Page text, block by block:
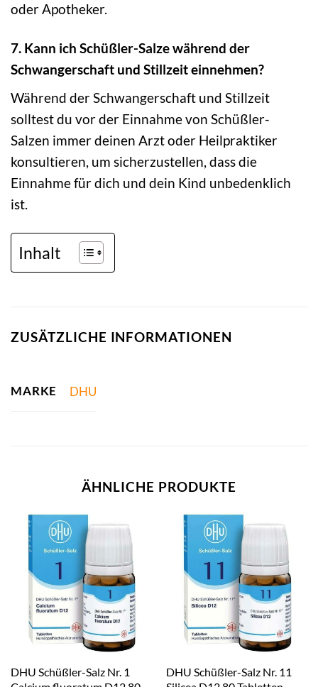
oder Apotheker.
7. Kann ich Schüßler-Salze während der
Schwangerschaft und Stillzeit einnehmen?
Während der Schwangerschaft und Stillzeit
solltest du vor der Einnahme von Schüßler-
Salzen immer deinen Arzt oder Heilpraktiker
konsultieren, um sicherzustellen, dass die
Einnahme für dich und dein Kind unbedenklich
ist.
Inhalt
ZUSÄTZLICHE INFORMATIONEN
MARKE DHU
ÄHNLICHE PRODUKTE
DHU Schüßler-Salz Nr. 1
DHU Schüßler-Salz Nr. 11